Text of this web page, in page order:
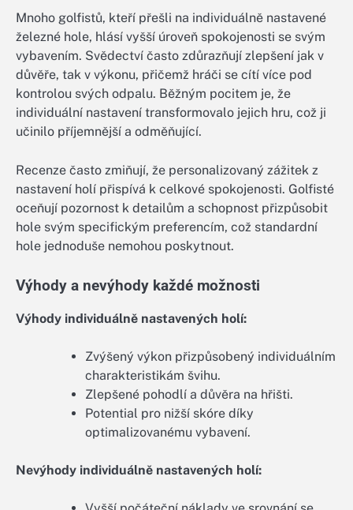
Mnoho golfistů, kteří přešli na individuálně nastavené
železné hole, hlásí vyšší úroveň spokojenosti se svým
vybavením. Svědectví často zdůrazňují zlepšení jak v
důvěře, tak v výkonu, přičemž hráči se cítí více pod
kontrolou svých odpalu. Běžným pocitem je, že
individuální nastavení transformovalo jejich hru, což ji
učinilo příjemnější a odměňující.
Recenze často zmiňují, že personalizovaný zážitek z
nastavení holí přispívá k celkové spokojenosti. Golfisté
oceňují pozornost k detailům a schopnost přizpůsobit
hole svým specifickým preferencím, což standardní
hole jednoduše nemohou poskytnout.
Výhody a nevýhody každé možnosti
Výhody individuálně nastavených holí:
Zvýšený výkon přizpůsobený individuálním
charakteristikám švihu.
Zlepšené pohodlí a důvěra na hřišti.
Potential pro nižší skóre díky
optimalizovanému vybavení.
Nevýhody individuálně nastavených holí: